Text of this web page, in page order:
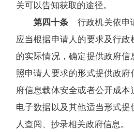
关可以告知获取的途径。
第四十条 行政机关依申
应当根据申请人的要求及行政
的实际情况，确定提供政府信
照申请人要求的形式提供政府
府信息载体安全或者公开成本
电子数据以及其他适当形式提
人查阅、抄录相关政府信息。